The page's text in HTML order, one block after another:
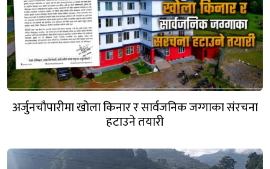
अर्जुनचौपारीमा खोला किनार र सार्वजनिक जग्गाका संरचना
हटाउने तयारी